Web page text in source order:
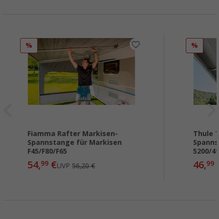
%
Fiamma Rafter Markisen-
Spannstange für Markisen
F45/F80/F65
54,99 €UVP56,20 €
%
Thule
5200/
46,99